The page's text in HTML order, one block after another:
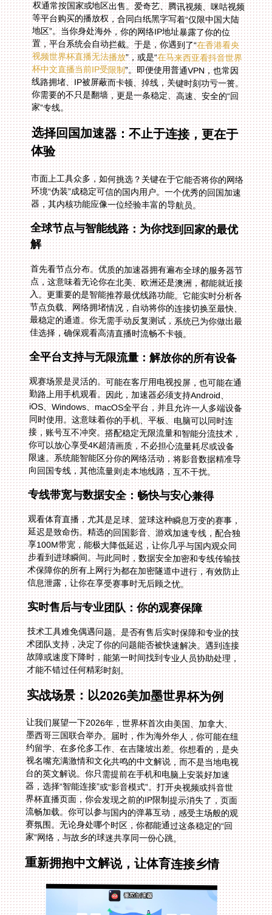
置，平台系统会自动拦截。于是，你遇到了“在香港看央
视频世界杯直播无法播放”，或是“在马来西亚看抖音世界
杯中文直播当前IP受限制”。即便使用普通VPN，也常因
线路拥堵、IP被屏蔽而卡顿、掉线，关键时刻功亏一篑。
你需要的不只是翻墙，更是一条稳定、高速、安全的“回
家”专线。
选择回国加速器：不止于连接，更在于
体验
市面上工具众多，如何挑选？关键在于它能否将你的网络
环境“伪装”成稳定可信的国内用户。一个优秀的回国加速
器，其内核功能应像一位经验丰富的导航员。
全球节点与智能线路：为你找到回家的最优
解
首先看节点分布。优质的加速器拥有遍布全球的服务器节
点，这意味着无论你在北美、欧洲还是澳洲，都能就近接
入。更重要的是智能推荐最优线路功能。它能实时分析各
节点负载、网络拥堵情况，自动将你的连接切换至最快、
最稳定的通道。你无需手动反复测试，系统已为你做出最
佳选择，确保观看高清直播时流畅不卡顿。
全平台支持与无限流量：解放你的所有设备
观赛场景是灵活的。可能在客厅用电视投屏，也可能在通
勤路上用手机观看。因此，加速器必须支持Android、
iOS、Windows、macOS全平台，并且允许一人多端设备
同时使用。这意味着你的手机、平板、电脑可以同时连
接，账号互不冲突。搭配稳定无限流量和智能分流技术，
你可以放心享受4K超清画质，不必担心流量耗尽或设备
限速。系统能智能区分你的网络活动，将影音数据精准导
向回国专线，其他流量则走本地线路，互不干扰。
专线带宽与数据安全：畅快与安心兼得
观看体育直播，尤其是足球、篮球这种瞬息万变的赛事，
延迟是致命伤。精选的回国影音、游戏加速专线，配合独
享100M带宽，能极大降低延迟，让你几乎与国内观众同
步看到进球瞬间。与此同时，数据安全加密和专线传输技
术保障你的所有上网行为都在加密隧道中进行，有效防止
信息泄露，让你在享受赛事时无后顾之忧。
实时售后与专业团队：你的观赛保障
技术工具难免偶遇问题。是否有售后实时保障和专业的技
术团队支持，决定了你的问题能否被快速解决。遇到连接
故障或速度下降时，能第一时间找到专业人员协助处理，
才能不错过任何精彩时刻。
实战场景：以2026美加墨世界杯为例
让我们展望一下2026年，世界杯首次由美国、加拿大、
墨西哥三国联合举办。届时，作为海外华人，你可能在纽
约留学、在多伦多工作、在吉隆坡出差。你想看的，是央
视名嘴充满激情和文化共鸣的中文解说，而不是当地电视
台的英文解说。你只需提前在手机和电脑上安装好加速
器，选择“智能连接”或“影音模式”。打开央视频或抖音世
界杯直播页面，你会发现之前的IP限制提示消失了，页面
流畅加载。你可以参与国内的弹幕互动，感受主场般的观
赛氛围。无论身处哪个时区，你都能通过这条稳定的“回
家”网络，与故乡的球迷共享同一份心跳。
重新拥抱中文解说，让体育连接乡情